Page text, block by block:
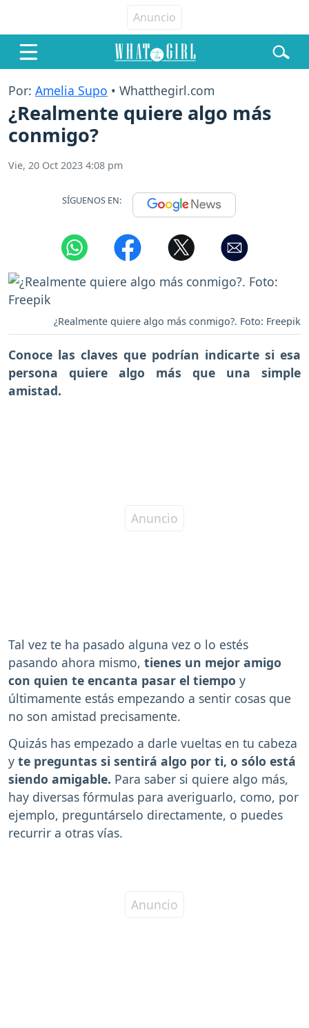
Por: Amelia Supo • Whatthegirl.com
¿Realmente quiere algo más
conmigo?
Vie, 20 Oct 2023 4:08 pm
SÍGUENOS EN:
¿Realmente quiere algo más conmigo?. Foto: Freepik
Conoce las claves que podrían indicarte si esa
persona quiere algo más que una simple
amistad.
Tal vez te ha pasado alguna vez o lo estés
pasando ahora mismo, tienes un mejor amigo
con quien te encanta pasar el tiempo y
últimamente estás empezando a sentir cosas que
no son amistad precisamente.
Quizás has empezado a darle vueltas en tu cabeza
y te preguntas si sentirá algo por ti, o sólo está
siendo amigable. Para saber si quiere algo más,
hay diversas fórmulas para averiguarlo, como, por
ejemplo, preguntárselo directamente, o puedes
recurrir a otras vías.